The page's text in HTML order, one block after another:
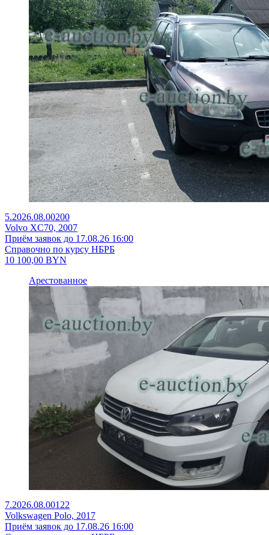
5.2026.08.00200
Volvo XC70, 2007
Приём заявок до 17.08.26 16:00
Справочно по курсу НБРБ
10 100,00 BYN
Арестованное
7.2026.08.00122
Volkswagen Polo, 2017
Приём заявок до 17.08.26 16:00